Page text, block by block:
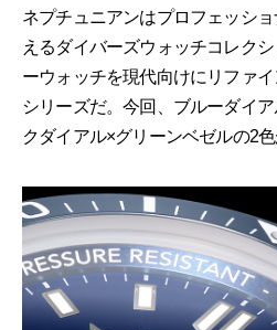
ネプチュニアンはプロフェッシ
えるダイバーズウォッチコレク
ーウォッチを現代向けにリファ
シリーズだ。今回、ブルーダイ
クダイアル×グリーンベゼルの2